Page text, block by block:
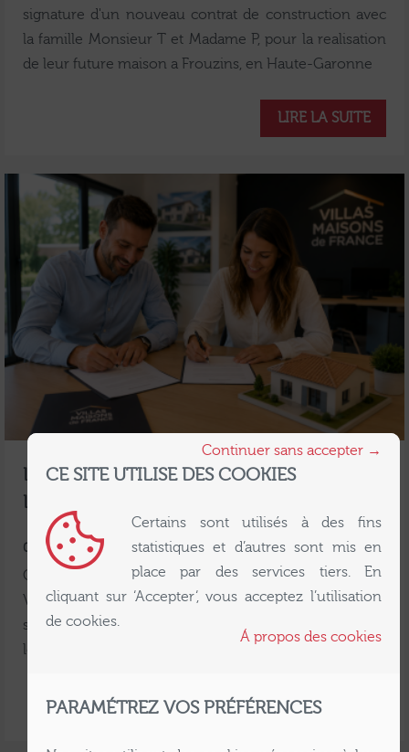
signature d'un nouveau contrat de construction avec
la famille Monsieur T et Madame P, pour la realisation
de leur future maison a Frouzins, en Haute-Garonne
LIRE LA SUITE
LOUIS ET MATHILDE FONT CONSTRUIRE
LEUR MAISON A GRAGNAGUE
08 JUILLET 2026 | ACTUALITÉS
C'est avec une grande fierte que toute l'equipe de
Villas et Maisons de France celebre une nouvelle
signature : Louis et Mathilde ont officiellement signe
leur CCMI
LIRE LA SUITE
Continuer sans accepter →
CE SITE UTILISE DES COOKIES
Certains sont utilisés à des fins
statistiques et d’autres sont mis en
place par des services tiers. En
cliquant sur ‘Accepter‘, vous acceptez l’utilisation
de cookies.
Á propos des cookies
PARAMÉTREZ VOS PRÉFÉRENCES